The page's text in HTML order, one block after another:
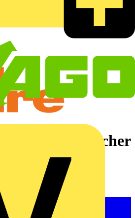
hydraulischer
von